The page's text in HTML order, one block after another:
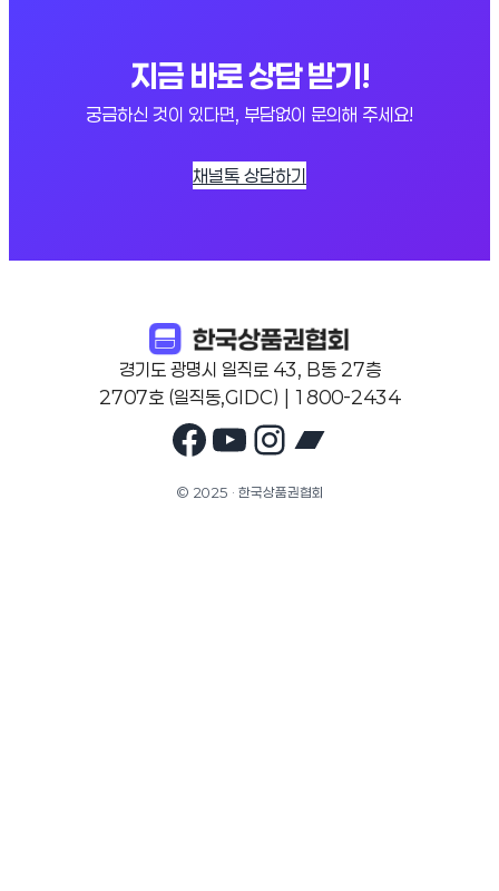
지금 바로 상담 받기!
궁금하신 것이 있다면, 부담없이 문의해 주세요!
채널톡 상담하기
경기도 광명시 일직로 43, B동 27층
2707호 (일직동,GIDC) | 1800-2434
Facebook
YouTube
Instagram
© 2025 · 한국상품권협회